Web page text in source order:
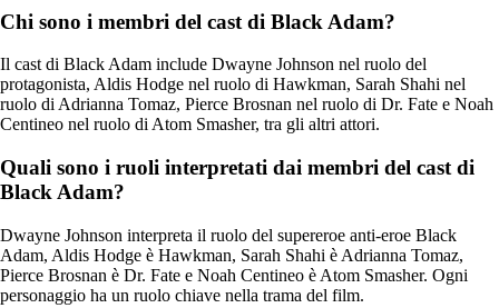
Chi sono i membri del cast di Black Adam?
Il cast di Black Adam include Dwayne Johnson nel ruolo del
protagonista, Aldis Hodge nel ruolo di Hawkman, Sarah Shahi nel
ruolo di Adrianna Tomaz, Pierce Brosnan nel ruolo di Dr. Fate e Noah
Centineo nel ruolo di Atom Smasher, tra gli altri attori.
Quali sono i ruoli interpretati dai membri del cast di
Black Adam?
Dwayne Johnson interpreta il ruolo del supereroe anti-eroe Black
Adam, Aldis Hodge è Hawkman, Sarah Shahi è Adrianna Tomaz,
Pierce Brosnan è Dr. Fate e Noah Centineo è Atom Smasher. Ogni
personaggio ha un ruolo chiave nella trama del film.